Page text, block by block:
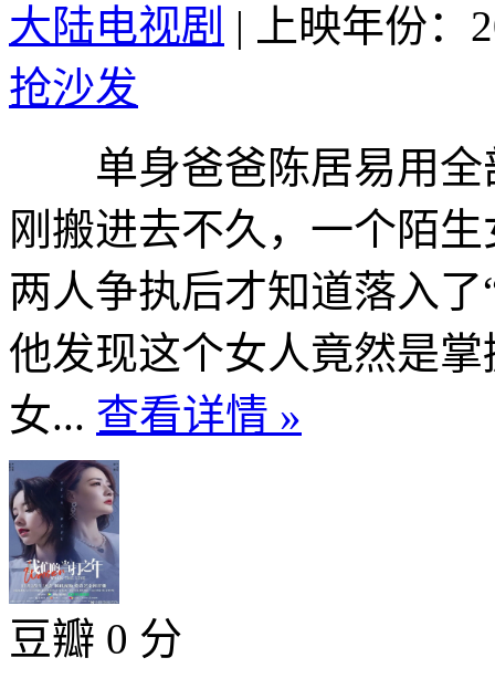
大陆电视剧 |
上映年份：
抢沙发
单身爸爸陈居易用全
刚搬进去不久，一个陌
两人争执后才知道落入
他发现这个女人竟然是
女... 查看详情 »
豆瓣 0 分